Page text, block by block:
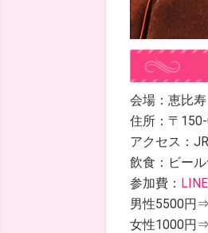
会場：恵比
住所：〒
アクセス：
飲食：ビー
参加費： LINE
男性5500円
女性1000円